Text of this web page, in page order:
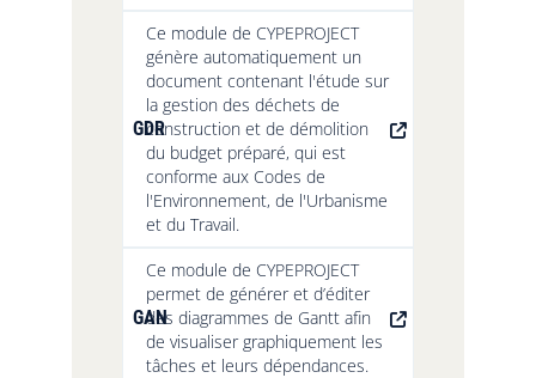
GDR
Ce module de CYPEPROJECT
génère automatiquement un
document contenant l'étude sur
la gestion des déchets de
construction et de démolition
du budget préparé, qui est
conforme aux Codes de
l'Environnement, de l'Urbanisme
et du Travail.
GAN
Ce module de CYPEPROJECT
permet de générer et d’éditer
des diagrammes de Gantt afin
de visualiser graphiquement les
tâches et leurs dépendances.